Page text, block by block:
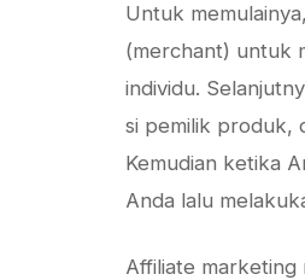
Untuk
(merchant) untuk
individu.
si pemilik produk,
Kemudian ketika
Anda lalu
Affiliate marketing